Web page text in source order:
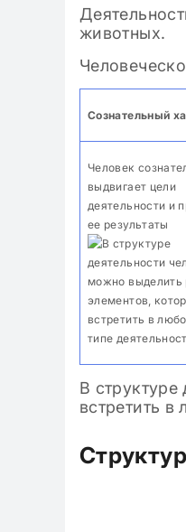
животных.
Сознательный
Человек
выдвигает цели
деятельности и
ее результаты
В
встретить в